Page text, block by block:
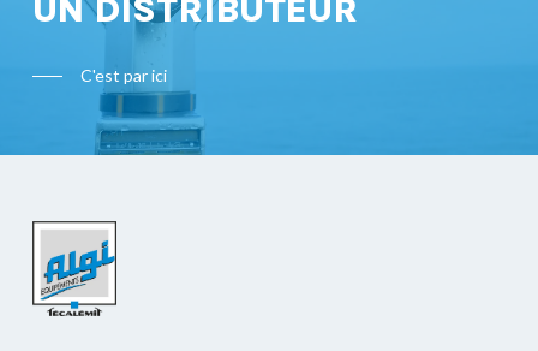
UN DISTRIBUTEUR
C'est par ici